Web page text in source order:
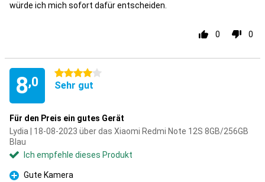
würde ich mich sofort dafür entscheiden.
0 0
8,0
4 Sterne
Sehr gut
Für den Preis ein gutes Gerät
Lydia | 18-08-2023 über das Xiaomi Redmi Note 12S 8GB/256GB
Blau
Ich empfehle dieses Produkt
Gute Kamera